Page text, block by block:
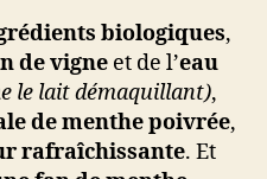
biologiques,
de vigne et de l’eau
le lait démaquillant),
de menthe poivrée,
rafraîchissante. Et